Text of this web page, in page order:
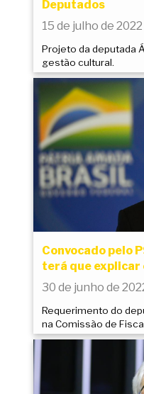
Deputados
15 de julho de 2022
Projeto da deputada
gestão cultural.
Convocado pelo
terá que explicar
30 de junho de
Requerimento do
na Comissão de